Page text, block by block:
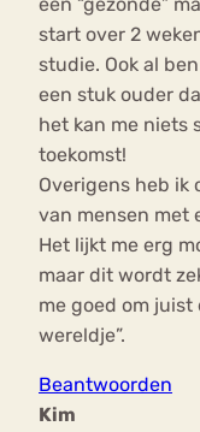
start over 2
studie. Ook al
een stuk ouder
het kan me niets
toekomst!
Overigens heb ik
van mensen met
Het lijkt me erg
maar dit wordt
me goed om juist
wereldje”.
Beantwoorden
Kim